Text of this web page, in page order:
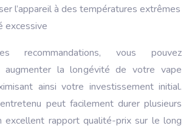
l’appareil à des températures extrêmes
excessive
recommandations, vous pouvez
augmenter la longévité de votre vape
ainsi votre investissement initial.
peut facilement durer plusieurs
excellent rapport qualité-prix sur le long